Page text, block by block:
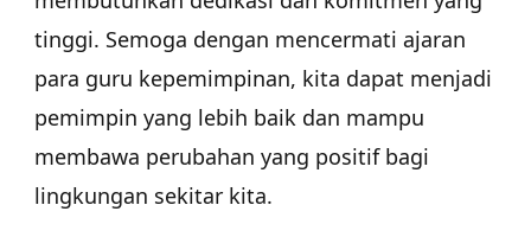
tinggi. Semoga dengan mencermati ajaran
para guru kepemimpinan, kita dapat menjadi
pemimpin yang lebih baik dan mampu
membawa perubahan yang positif bagi
lingkungan sekitar kita.